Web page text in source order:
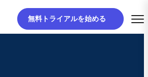
無料トライアルを始める